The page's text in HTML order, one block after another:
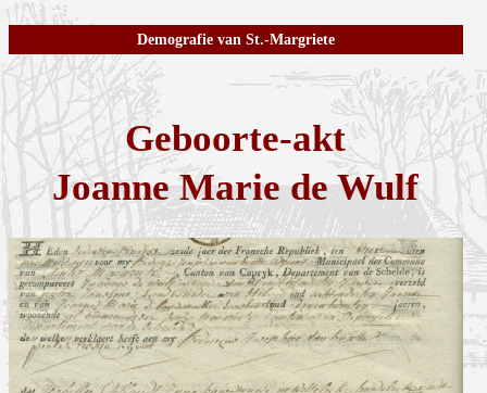
Demografie van St.-Margriete
Geboorte-akt
Joanne Marie de Wulf